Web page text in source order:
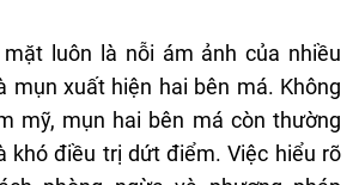
luôn là nỗi ám ảnh của nhiều
mụn xuất hiện hai bên má. Không
mỹ, mụn hai bên má còn thường
khó điều trị dứt điểm. Việc hiểu rõ